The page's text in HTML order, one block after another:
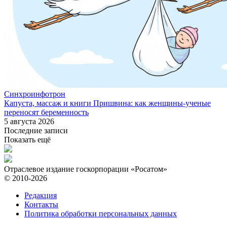
Синхроинфотрон
Капуста, массаж и книги Пришвина: как женщины-ученые
переносят беременность
5 августа 2026
Последние записи
Показать ещё
Отраслевое издание госкорпорации «Росатом»
© 2010-2026
Редакция
Контакты
Политика обработки персональных данных